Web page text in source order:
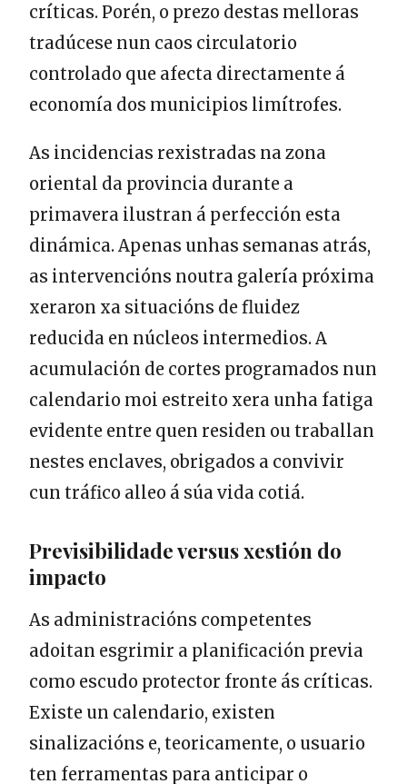
críticas. Porén, o prezo destas melloras
tradúcese nun caos circulatorio
controlado que afecta directamente á
economía dos municipios limítrofes.
As incidencias rexistradas na zona
oriental da provincia durante a
primavera ilustran á perfección esta
dinámica. Apenas unhas semanas atrás,
as intervencións noutra galería próxima
xeraron xa situacións de fluidez
reducida en núcleos intermedios. A
acumulación de cortes programados nun
calendario moi estreito xera unha fatiga
evidente entre quen residen ou traballan
nestes enclaves, obrigados a convivir
cun tráfico alleo á súa vida cotiá.
Previsibilidade versus xestión do
impacto
As administracións competentes
adoitan esgrimir a planificación previa
como escudo protector fronte ás críticas.
Existe un calendario, existen
sinalizacións e, teoricamente, o usuario
ten ferramentas para anticipar o